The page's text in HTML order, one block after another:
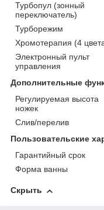
Турбопул (зонный
переключатель)
Турборежим
Хромотерапия (4
Электронный пульт
управления
Дополнительные
Регулируемая высота
ножек
Слив/перелив
Пользовательские
Гарантийный срок
Форма ванны
Скрыть